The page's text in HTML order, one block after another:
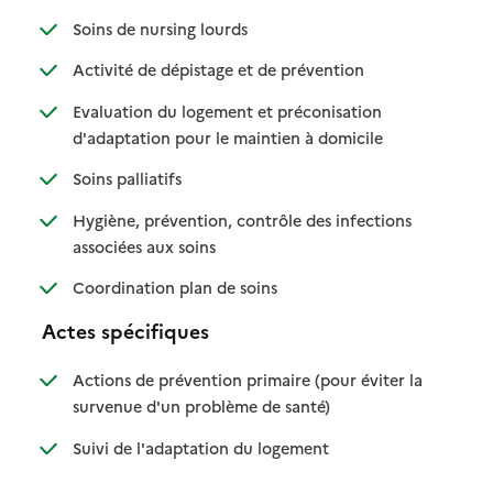
Soins de nursing lourds: disponible
: non disponible
Activité de dépistage et de prévention: disponible
: non disponible
Evaluation du logement et préconisation
d'adaptation pour le maintien à domicile: disponible
: non disponible
Soins palliatifs: disponible
: non disponible
Hygiène, prévention, contrôle des infections
associées aux soins: disponible
: non disponible
Coordination plan de soins: disponible
: non disponible
Actes spécifiques
Actions de prévention primaire (pour éviter la
survenue d'un problème de santé): disponible
: non disponible
Suivi de l'adaptation du logement: disponible
: non disponible